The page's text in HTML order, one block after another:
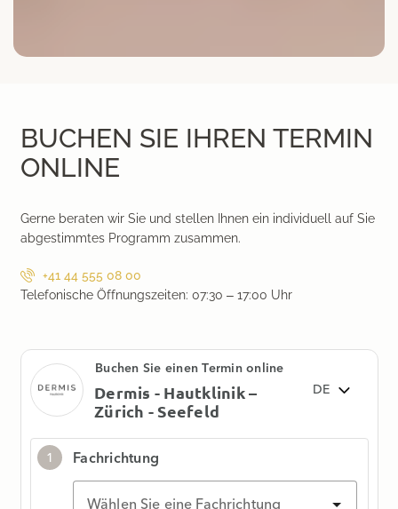
BUCHEN SIE IHREN TERMIN
ONLINE
Gerne beraten wir Sie und stellen Ihnen ein individuell auf Sie
abgestimmtes Programm zusammen.
+41 44 555 08 00
Telefonische Öffnungszeiten: 07:30 – 17:00 Uhr